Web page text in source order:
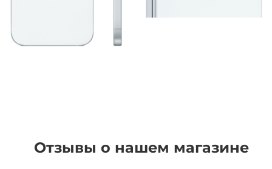
Отзывы о нашем магазине